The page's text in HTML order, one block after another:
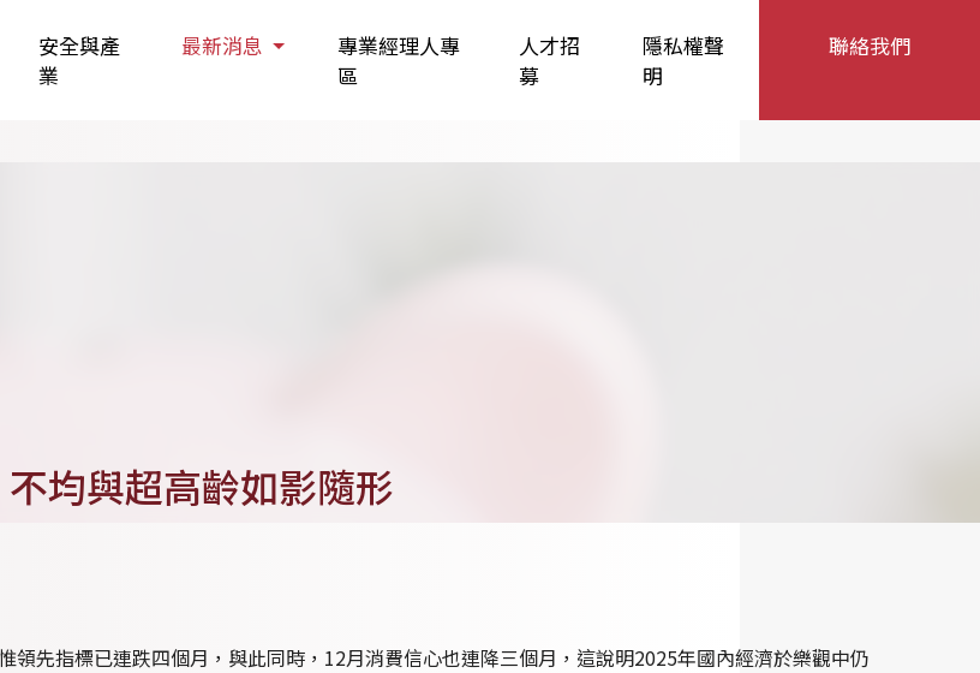
安全與產
業
最新消息
專業經理人專
區
人才招
募
隱私權聲
明
聯絡我們
均與超高齡如影隨形
先指標已連跌四個月，與此同時，12月消費信心也連降三個月，這說明2025年國內經濟於樂觀中仍